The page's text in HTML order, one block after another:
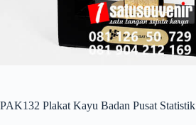
PAK132 Plakat Kayu Badan Pusat Statistik